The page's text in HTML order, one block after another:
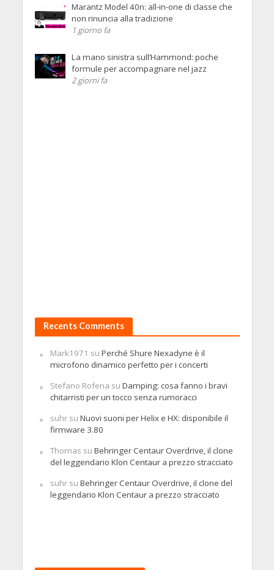
Marantz Model 40n: all-in-one di classe che
non rinuncia alla tradizione
1 giorno fa
La mano sinistra sull’Hammond: poche
formule per accompagnare nel jazz
2 giorni fa
Recents Comments
Mark1971 su Perché Shure Nexadyne è il
microfono dinamico perfetto per i concerti
Stefano Rofena su Damping: cosa fanno i bravi
chitarristi per un tocco senza rumoracci
suhrsu Nuovi suoni per Helix e HX: disponibile il
firmware 3.80
Thomas su Behringer Centaur Overdrive, il clone
del leggendario Klon Centaur a prezzo stracciato
suhrsu Behringer Centaur Overdrive, il clone del
leggendario Klon Centaur a prezzo stracciato